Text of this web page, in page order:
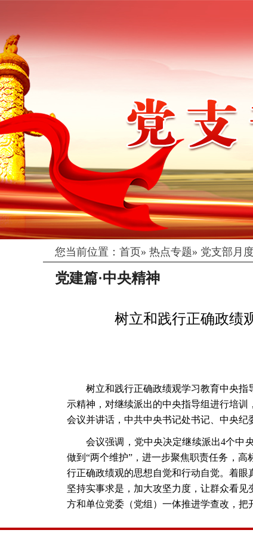
您当前位置： 首页» 热点专题» 党支部月
党建篇·中央精神
树立和践行正确政绩
树立和践行正确政绩观学习教育中央
示精神，对继续派出的中央指导组进行培
会议并讲话，中共中央书记处书记、中央纪
会议强调，党中央决定继续派出4个中
做到“两个维护”，进一步聚焦职责任务，
行正确政绩观的思想自觉和行动自觉。着
坚持实事求是，加大攻坚力度，让群众看
方和单位党委（党组）一体推进学查改，把